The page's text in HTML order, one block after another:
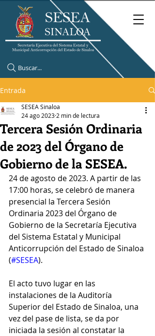
Buscar...
Entrada
Tercera Sesión Ordinaria
de 2023 del Órgano de
Gobierno de la SESEA.
SESEA Sinaloa
24 ago 2023 2 min de lectura
24 de agosto de 2023. A partir de las
17:00 horas, se celebró de manera
presencial la Tercera Sesión
Ordinaria 2023 del Órgano de
Gobierno de la Secretaría Ejecutiva
del Sistema Estatal y Municipal
Anticorrupción del Estado de Sinaloa
(#SESEA).
El acto tuvo lugar en las
instalaciones de la Auditoría
Superior del Estado de Sinaloa, una
vez del pase de lista, se da por
iniciada la sesión al constatar la